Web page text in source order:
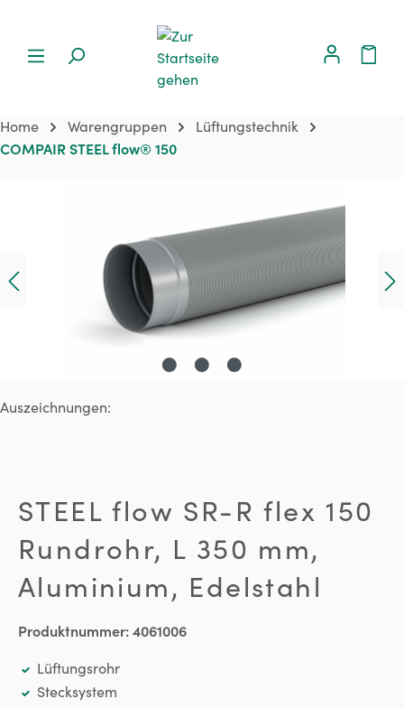
Home Warengruppen Lüftungstechnik
COMPAIR STEEL flow® 150
Auszeichnungen:
STEEL flow SR-R flex 150
Rundrohr, L 350 mm,
Aluminium, Edelstahl
Produktnummer:4061006
Lüftungsrohr
Stecksystem